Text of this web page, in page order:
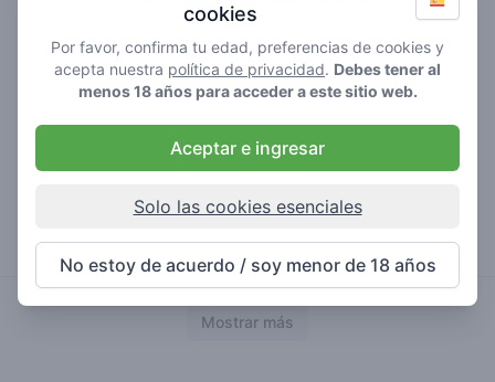
Mostrar más
cookies
Por favor, confirma tu edad, preferencias de cookies y
acepta nuestra política de privacidad. Debes tener al
menos 18 años para acceder a este sitio web.
Aceptar e ingresar
Solo las cookies esenciales
No estoy de acuerdo / soy menor de 18 años